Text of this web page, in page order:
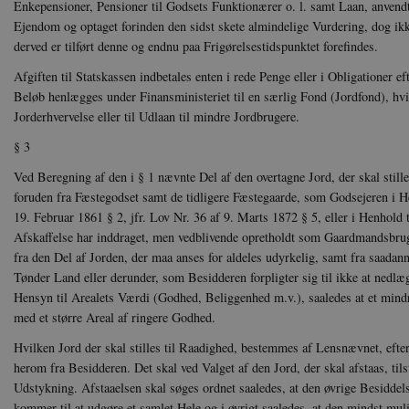
Enkepensioner, Pensioner til Godsets Funktionærer o. l. samt Laan,
Ejendom og optaget forinden den sidst skete almindelige Vurdering, dog
derved er tilført denne og endnu paa Frigørelsestidspunktet forefindes.
Afgiften til Statskassen indbetales enten i rede Penge eller i Obligationer
Beløb henlægges under Finansministeriet til en særlig Fond (Jordfond),
Jorderhvervelse eller til Udlaan til mindre Jordbrugere.
§ 3
Ved Beregning af den i § 1 nævnte Del af den overtagne Jord, der skal
foruden fra Fæstegodset samt de tidligere Fæstegaarde, som Godsejeren i
19. Februar 1861 § 2, jfr. Lov Nr. 36 af 9. Marts 1872 § 5, eller i
Afskaffelse har inddraget, men vedblivende opretholdt som
fra den Del af Jorden, der maa anses for aldeles udyrkelig, samt fra
Tønder Land eller derunder, som Besidderen forpligter sig til ikke at
Hensyn til Arealets Værdi (Godhed, Beliggenhed m.v.), saaledes at et
med et større Areal af ringere Godhed.
Hvilken Jord der skal stilles til Raadighed, bestemmes af Lensnævnet,
herom fra Besidderen. Det skal ved Valget af den Jord, der skal afstaas,
Udstykning. Afstaaelsen skal søges ordnet saaledes, at den øvrige